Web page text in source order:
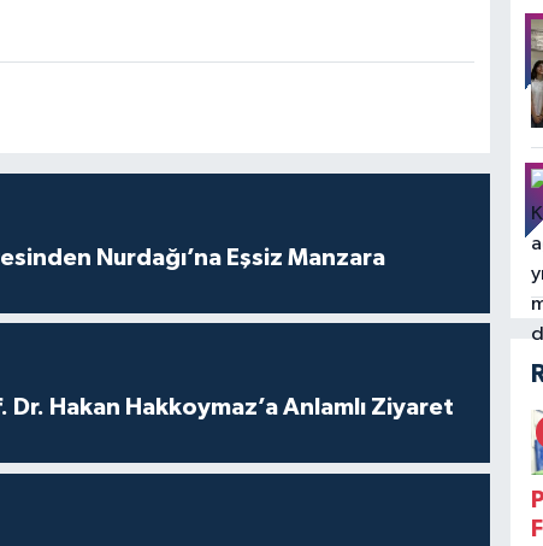
Nurdağı’na Eşsiz Manzara
Dr. Hakan Hakkoymaz’a Anlamlı Ziyaret